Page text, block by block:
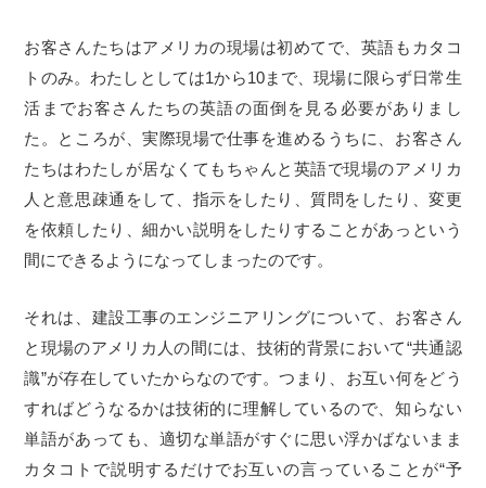
お客さんたちはアメリカの現場は初めてで、英語もカタコ
トのみ。わたしとしては1から10まで、現場に限らず日常生
活までお客さんたちの英語の面倒を見る必要がありまし
た。ところが、実際現場で仕事を進めるうちに、お客さん
たちはわたしが居なくてもちゃんと英語で現場のアメリカ
人と意思疎通をして、指示をしたり、質問をしたり、変更
を依頼したり、細かい説明をしたりすることがあっという
間にできるようになってしまったのです。
それは、建設工事のエンジニアリングについて、お客さん
と現場のアメリカ人の間には、技術的背景において“共通認
識”が存在していたからなのです。つまり、お互い何をどう
すればどうなるかは技術的に理解しているので、知らない
単語があっても、適切な単語がすぐに思い浮かばないまま
カタコトで説明するだけでお互いの言っていることが“予